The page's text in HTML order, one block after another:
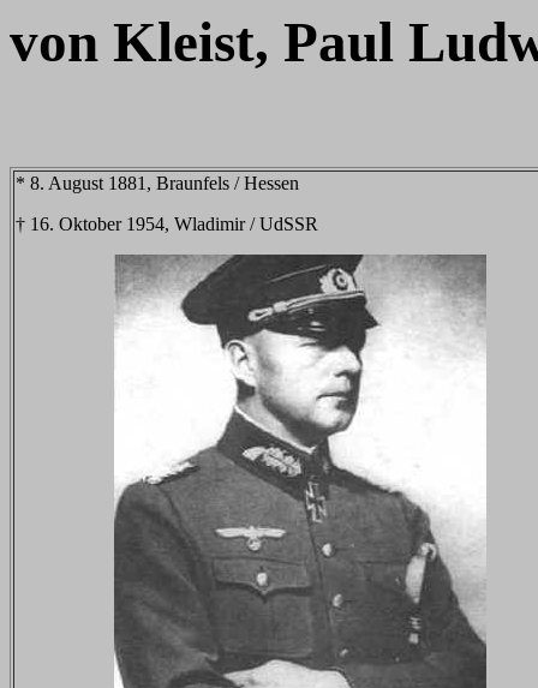
von Kleist, Paul
* 8. August 1881, Braunfels / Hessen
† 16. Oktober 1954, Wladimir / UdSSR